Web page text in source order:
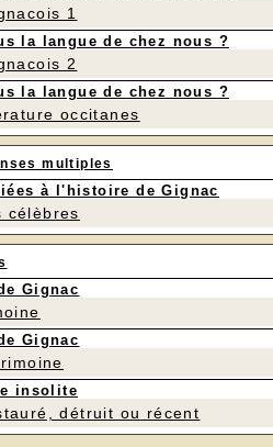
1
la langue de chez nous ?
2
la langue de chez nous ?
occitanes
multiples
à l'histoire de Gignac
célèbres
Gignac
Gignac
insolite
détruit ou récent